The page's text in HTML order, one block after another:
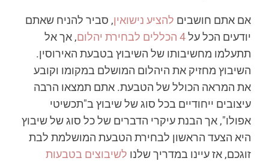
אם אתם חושבים להציע נישואין, סביר להניח שאתם
יודעים הכל על
, אך אל
תתעלמו מחשיבותו של השיבוץ בטבעת האירוסין.
השיבוץ מחזיק את היהלום המושלם במקומו וקובע
את המראה הכולל של הטבעת. אתם תמצאו הרבה
עיצובים ייחודיים בכל סוג של שיבוץ ב"תכשיטי
אפולו", אך הבנת עיקרי הדברים של כל סוג של שיבוץ
היא הצעד הראשון לבחירת הטבעת המושלמת לבת
זוגכם, אז עיינו במדריך שלנו לשיבוצים בטבעות